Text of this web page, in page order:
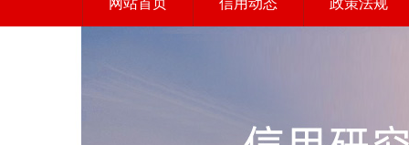
网站首页 信用动态 政策法规